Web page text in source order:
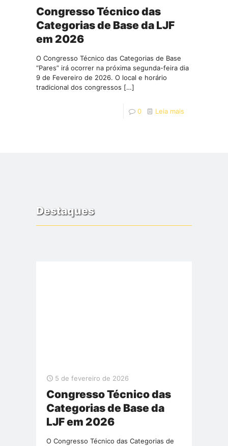
Congresso Técnico das
Categorias de Base da LJF
em 2026
O Congresso Técnico das Categorias de Base
“Pares” irá ocorrer na próxima segunda-feira dia
9 de Fevereiro de 2026. O local e horário
tradicional dos congressos […]
0 Leia mais
Destaques
5 de fevereiro de 2026
Congresso Técnico das
Categorias de Base da
LJF em 2026
O Congresso Técnico das Categorias de